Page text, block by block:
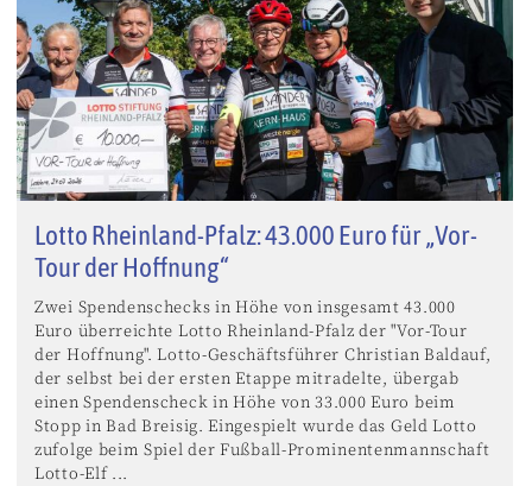
Lotto Rheinland-Pfalz: 43.000 Euro für „Vor-
Tour der Hoffnung“
Zwei Spendenschecks in Höhe von insgesamt 43.000
Euro überreichte Lotto Rheinland-Pfalz der "Vor-Tour
der Hoffnung". Lotto-Geschäftsführer Christian Baldauf,
der selbst bei der ersten Etappe mitradelte, übergab
einen Spendenscheck in Höhe von 33.000 Euro beim
Stopp in Bad Breisig. Eingespielt wurde das Geld Lotto
zufolge beim Spiel der Fußball-Prominentenmannschaft
Lotto-Elf ...